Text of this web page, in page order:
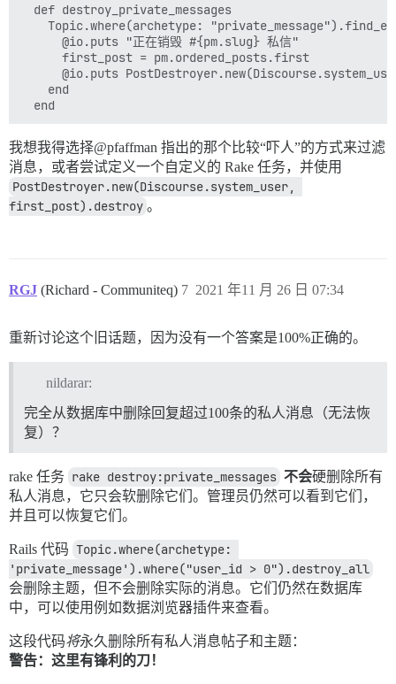
  def destroy_private_messages
Topic.where(archetype:
      @io.puts "正在销毁 #{pm.slug} 私信"
      first_post = pm.ordered_posts.first
@io.puts
    end
我想我得选择@pfaffman 指出的那个比较“吓人”的方式来过滤
消息，或者尝试定义一个自定义的 Rake 任务，并使用
PostDestroyer.new(Discourse.system_user,
first_post).destroy 。
RGJ (Richard - Communiteq) 2021 年11 月 26 日 07:34
7
重新讨论这个旧话题，因为没有一个答案是100%正确的。
nildarar:
完全从数据库中删除回复超过100条的私人消息（无法恢
复）？
rake 任务 rake destroy:private_messages 不会硬删除所有
私人消息，它只会软删除它们。管理员仍然可以看到它们，
并且可以恢复它们。
Rails 代码 Topic.where(archetype:
'private_message').where("user_id > 0").destroy_all
会删除主题，但不会删除实际的消息。它们仍然在数据库
中，可以使用例如数据浏览器插件来查看。
这段代码将永久删除所有私人消息帖子和主题：
警告：这里有锋利的刀！